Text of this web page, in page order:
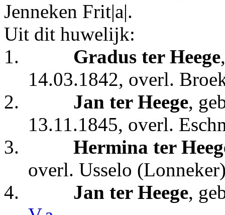
Jenneken Frit|a|.
Uit dit huwelijk:
1.
Gradus ter Heege
14.03.1842, overl.
2.
Jan ter Heege,
13.11.1845, overl.
3.
Hermina ter
overl. Usselo
4.
Jan ter Heege,